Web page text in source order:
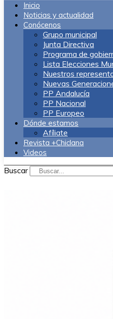
Inicio
Noticias y actualidad
Conócenos
Grupo municipal
Junta Directiva
Programa de
Lista Elecciones
Nuestros
Nuevas
PP Andalucía
PP Nacional
PP Europeo
Dónde estamos
Afíliate
Revista +Chiclana
Videos
Buscar